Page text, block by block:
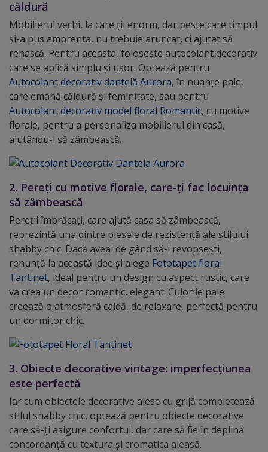
căldură
Mobilierul vechi, la care ții enorm, dar peste care timpul
și-a pus amprenta, nu trebuie aruncat, ci ajutat să
renască. Pentru aceasta, folosește autocolant decorativ
care se aplică simplu și ușor. Optează pentru
Autocolant decorativ dantelă Aurora, în nuanțe pale,
care emană căldură și feminitate, sau pentru
Autocolant decorativ model floral Romantic, cu motive
florale, pentru a personaliza mobilierul din casă,
ajutându-l să zâmbească.
2. Pereți cu motive florale, care-ți fac locuința
să zâmbească
Pereții îmbrăcați, care ajută casa să zâmbească,
reprezintă una dintre piesele de rezistență ale stilului
shabby chic. Dacă aveai de gând să-i revopsești,
renunță la această idee și alege Fototapet floral
Tantinet, ideal pentru un design cu aspect rustic, care
va crea un decor romantic, elegant. Culorile pale
creează o atmosferă caldă, de relaxare, perfectă pentru
un dormitor chic.
3. Obiecte decorative vintage: imperfecțiunea
este perfectă
Iar cum obiectele decorative alese cu grijă completează
stilul shabby chic, optează pentru obiecte decorative
care să-ți asigure confortul, dar care să fie în deplină
concordanță cu textura și cromatica aleasă.